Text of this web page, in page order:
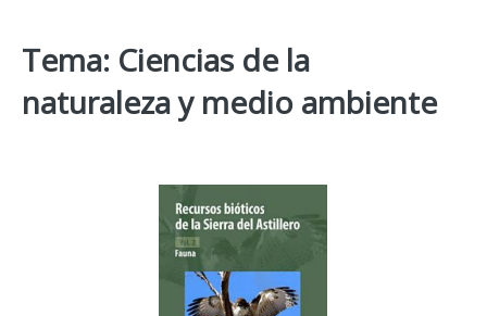
Tema: Ciencias de la
naturaleza y medio ambiente